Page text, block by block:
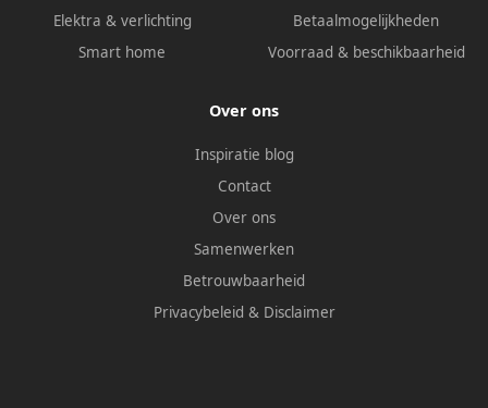
Elektra & verlichting
Smart home
Betaalmogelijkheden
Voorraad & beschikbaarheid
Over ons
Inspiratie blog
Contact
Over ons
Samenwerken
Betrouwbaarheid
Privacybeleid & Disclaimer